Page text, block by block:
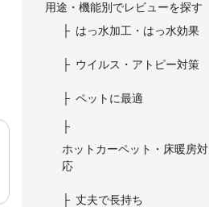
用途・機能別でレビューを探す
はっ水加工・はっ水効果
ウイルス・アトピー対策
ペットに最適
ホットカーペット・床暖房対
応
丈夫で長持ち